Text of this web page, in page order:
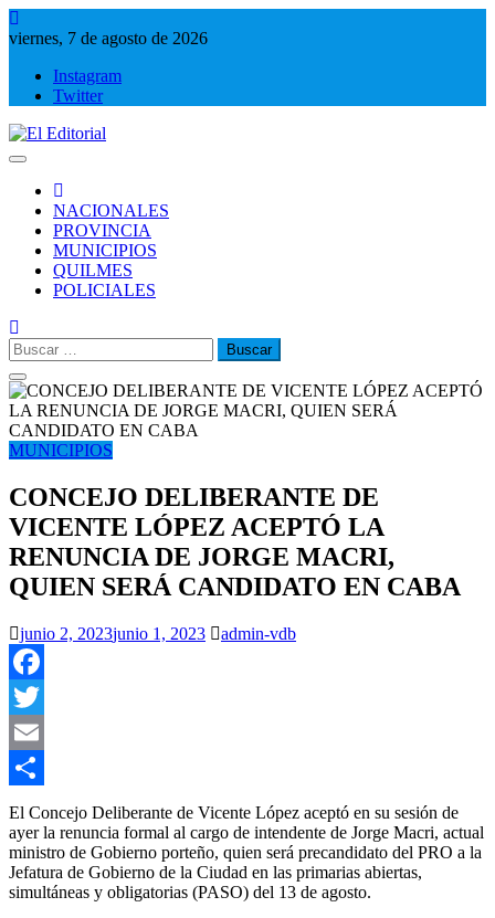
Saltar
al
viernes, 7 de agosto de 2026
Instagram
Twitter
NACIONALES
PROVINCIA
MUNICIPIOS
QUILMES
POLICIALES
Buscar:
MUNICIPIOS
CONCEJO DELIBERANTE DE
VICENTE LÓPEZ ACEPTÓ LA
RENUNCIA DE JORGE MACRI,
QUIEN SERÁ CANDIDATO EN CABA
junio 2, 2023junio 1, 2023 admin-vdb
Facebook
Twitter
Email
Compartir
El Concejo Deliberante de Vicente López aceptó en su sesión de
ayer la renuncia formal al cargo de intendente de Jorge Macri, actual
ministro de Gobierno porteño, quien será precandidato del PRO a la
Jefatura de Gobierno de la Ciudad en las primarias abiertas,
simultáneas y obligatorias (PASO) del 13 de agosto.